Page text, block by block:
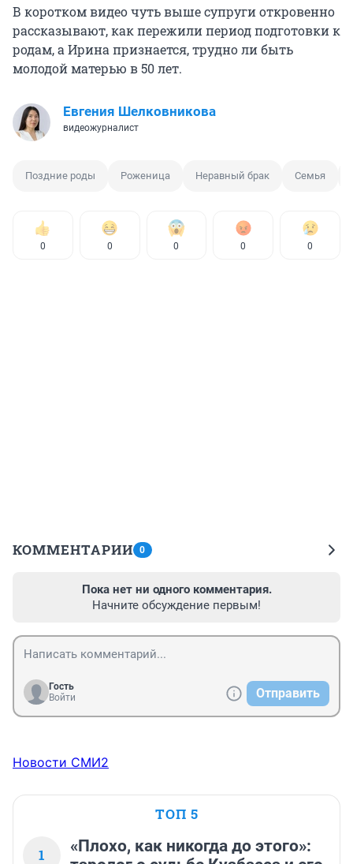
В коротком видео чуть выше супруги откровенно
рассказывают, как пережили период подготовки к
родам, а Ирина признается, трудно ли быть
молодой матерью в 50 лет.
Евгения Шелковникова
видеожурналист
Поздние роды Роженица Неравный брак Семья
0 0 0 0 0
КОММЕНТАРИИ 0
Пока нет ни одного комментария.
Начните обсуждение первым!
Гость
Войти
Отправить
Новости СМИ2
ТОП 5
1
«Плохо, как никогда до этого»: